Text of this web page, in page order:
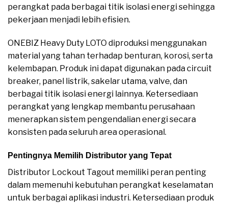
perangkat pada berbagai titik isolasi energi sehingga
pekerjaan menjadi lebih efisien.
ONEBIZ Heavy Duty LOTO diproduksi menggunakan
material yang tahan terhadap benturan, korosi, serta
kelembapan. Produk ini dapat digunakan pada circuit
breaker, panel listrik, sakelar utama, valve, dan
berbagai titik isolasi energi lainnya. Ketersediaan
perangkat yang lengkap membantu perusahaan
menerapkan sistem pengendalian energi secara
konsisten pada seluruh area operasional.
Pentingnya Memilih Distributor yang Tepat
Distributor Lockout Tagout memiliki peran penting
dalam memenuhi kebutuhan perangkat keselamatan
untuk berbagai aplikasi industri. Ketersediaan produk